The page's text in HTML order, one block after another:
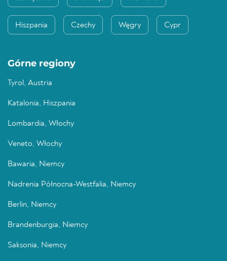
Hiszpania Czechy Węgry Cypr
Górne regiony
Tyrol, Austria
Katalonia, Hiszpania
Lombardia, Włochy
Veneto, Włochy
Bawaria, Niemcy
Nadrenia Północna-Westfalia, Niemcy
Berlin, Niemcy
Brandenburgia, Niemcy
Saksonia, Niemcy